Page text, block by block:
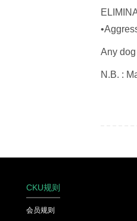
Any
N.B. :
CKU规则
会员规则